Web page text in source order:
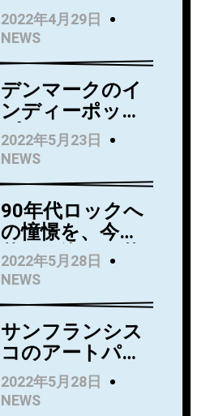
バンドWild Wild
Wets、ニュー・
アルバム『Love
Always』を5月
27日にリリー
ス！アルバムか
らニューシング
ル 「Holding」
のビデオを公
開！
2022年4月29日
NEWS
デンマークのイ
ンディーポッ
プ・バンド
Kindsightが5月
25日にデビュ
ー・アルバム
『Swedish
Punk』をリリー
ス！
2022年5月23日
NEWS
90年代ロックへ
の憧憬を、今に
落とし込んだ若
き俊英Mommaが
日本デビューア
ルバム
『Household
Name』を7月に
リリース！Wet
LegのUS公演で
2022年5月28日
NEWS
サンフランシス
コのアートパン
クトリオRip
Roomが、
2022年5月28日
NEWS